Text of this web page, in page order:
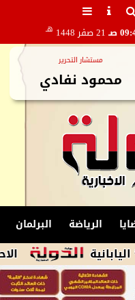
صـ 21 صفر 1448 هـ
مستشار التحرير
محمود نفادي
الرياضة البرلمان
الاحتلال